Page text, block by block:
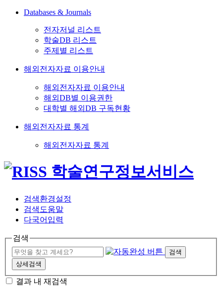
Databases & Journals
전자저널 리스트
학술DB 리스트
주제별 리스트
해외전자자료 이용안내
해외전자자료 이용안내
해외DB별 이용권한
대학별 해외DB 구독현황
해외전자자료 통계
해외전자자료 통계
검색환경설정
검색도움말
다국어입력
검색
검색
상세검색
결과 내 재검색